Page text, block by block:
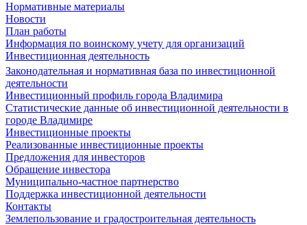
Нормативные материалы
Новости
План работы
Информация по воинскому учету для организаций
Инвестиционная деятельность
Законодательная и нормативная база по инвестиционной
деятельности
Инвестиционный профиль города Владимира
Статистические данные об инвестиционной деятельности в
городе Владимире
Инвестиционные проекты
Реализованные инвестиционные проекты
Предложения для инвесторов
Обращение инвестора
Муниципально-частное партнерство
Поддержка инвестиционной деятельности
Контакты
Землепользование и градостроительная деятельность